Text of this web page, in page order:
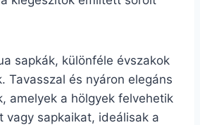
sapkák, különféle évszakok
Tavasszal és nyáron elegáns
amelyek a hölgyek felvehetik
vagy sapkaikat, ideálisak a